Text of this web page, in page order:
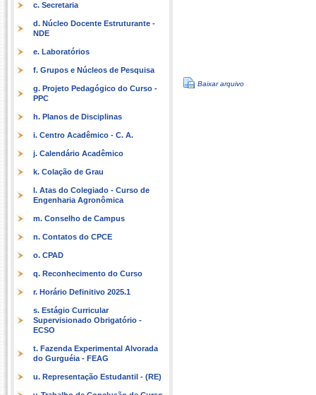
c. Secretaria
d. Núcleo Docente Estruturante -
NDE
e. Laboratórios
f. Grupos e Núcleos de Pesquisa
g. Projeto Pedagógico do Curso -
PPC
h. Planos de Disciplinas
i. Centro Acadêmico - C. A.
j. Calendário Acadêmico
k. Colação de Grau
l. Atas do Colegiado - Curso de
Engenharia Agronômica
m. Conselho de Campus
n. Contatos do CPCE
o. CPAD
q. Reconhecimento do Curso
r. Horário Definitivo 2025.1
s. Estágio Curricular
Supervisionado Obrigatório -
ECSO
t. Fazenda Experimental Alvorada
do Gurguéia - FEAG
u. Representação Estudantil - (RE)
Baixar arquivo